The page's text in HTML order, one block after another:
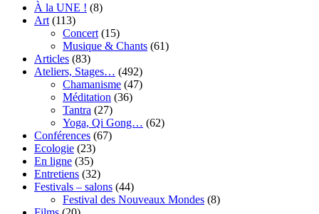
À la UNE ! (8)
Art (113)
Concert (15)
Musique & Chants (61)
Articles (83)
Ateliers, Stages… (492)
Chamanisme (47)
Méditation (36)
Tantra (27)
Yoga, Qi Gong… (62)
Conférences (67)
Ecologie (23)
En ligne (35)
Entretiens (32)
Festivals – salons (44)
Festival des Nouveaux Mondes (8)